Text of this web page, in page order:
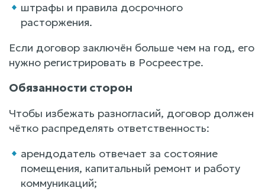
штрафы и правила досрочного
расторжения.
Если договор заключён больше чем на год, его
нужно регистрировать в Росреестре.
Обязанности сторон
Чтобы избежать разногласий, договор должен
чётко распределять ответственность:
арендодатель отвечает за состояние
помещения, капитальный ремонт и работу
коммуникаций;